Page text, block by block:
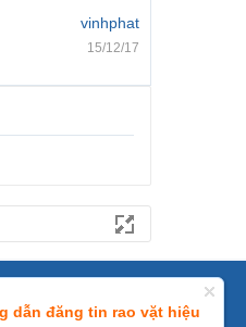
dẫn đăng tin rao vặt hiệu
vinhphat
15/12/17